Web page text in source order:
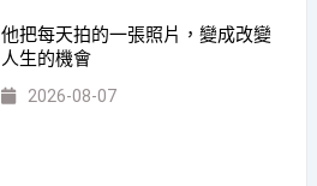
他把每天拍的一張照片，變成改變
人生的機會
2026-08-07